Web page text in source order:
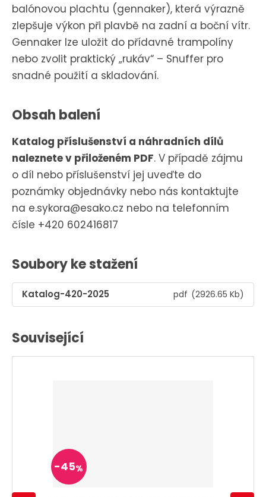
balónovou plachtu (gennaker), která výrazně
zlepšuje výkon při plavbě na zadní a boční vítr.
Gennaker lze uložit do přídavné trampolíny
nebo zvolit praktický „rukáv“ – Snuffer pro
snadné použití a skladování.
Obsah balení
Katalog příslušenství a náhradních dílů
naleznete v přiloženém PDF. V případě zájmu
o díl nebo příslušenství jej uveďte do
poznámky objednávky nebo nás kontaktujte
na e.sykora@esako.cz nebo na telefonním
čísle +420 602416817
Soubory ke stažení
Katalog-420-2025 pdf (2926.65 Kb)
Související
-45%